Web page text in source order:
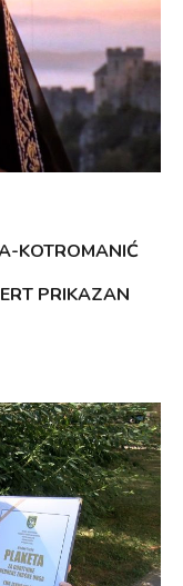
KOTROMANIĆ
PRIKAZAN